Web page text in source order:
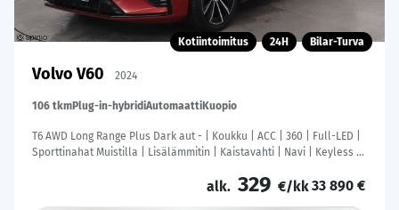
Kotiintoimitus 24H Bilar-Turva
Volvo V60 2024
106 tkmPlug-in-hybridiAutomaatti Kuopio
T6 AWD Long Range Plus Dark aut - | Koukku | ACC | 360 | Full-LED |
Sporttinahat Muistilla | Lisälämmitin | Kaistavahti | Navi | Keyless |
alk. 329 €/kk33 890 €